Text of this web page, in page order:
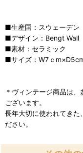
■生産国：スウェーデン
■デザイン：Bengt Wall
■素材：セラミック
■サイズ：W7ｃ
＊ヴィンテージ商品は
ございます。
長年大切に使われてきた
ださい。